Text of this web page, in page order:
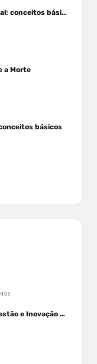
Intubação Orotraqueal: conceitos básicos
a Morte
básicos
Liga Acadêmica de Gestão e Inovação Médica - LAGIM